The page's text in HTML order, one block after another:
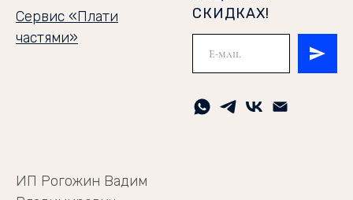
Сервис «Плати
частями»
СКИДКАХ!
ИП Рогожин Вадим